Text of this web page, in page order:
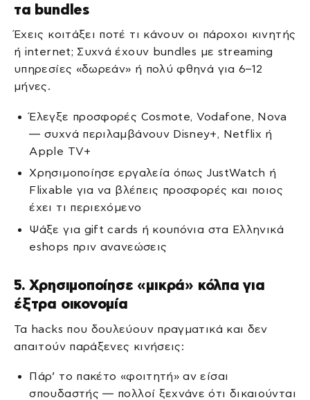
τα bundles
Έχεις κοιτάξει ποτέ τι κάνουν οι πάροχοι κινητής
ή internet; Συχνά έχουν bundles με streaming
υπηρεσίες «δωρεάν» ή πολύ φθηνά για 6–12
μήνες.
Έλεγξε προσφορές Cosmote, Vodafone, Nova
— συχνά περιλαμβάνουν Disney+, Netflix ή
Apple TV+
Χρησιμοποίησε εργαλεία όπως JustWatch ή
Flixable για να βλέπεις προσφορές και ποιος
έχει τι περιεχόμενο
Ψάξε για gift cards ή κουπόνια στα Ελληνικά
eshops πριν ανανεώσεις
5. Χρησιμοποίησε «μικρά» κόλπα για
έξτρα οικονομία
Τα hacks που δουλεύουν πραγματικά και δεν
απαιτούν παράξενες κινήσεις:
Πάρ’ το πακέτο «φοιτητή» αν είσαι
σπουδαστής — πολλοί ξεχνάνε ότι δικαιούνται